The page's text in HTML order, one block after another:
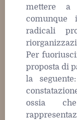
mettere a
comunque
radicali
Per
proposta di
la
ossia